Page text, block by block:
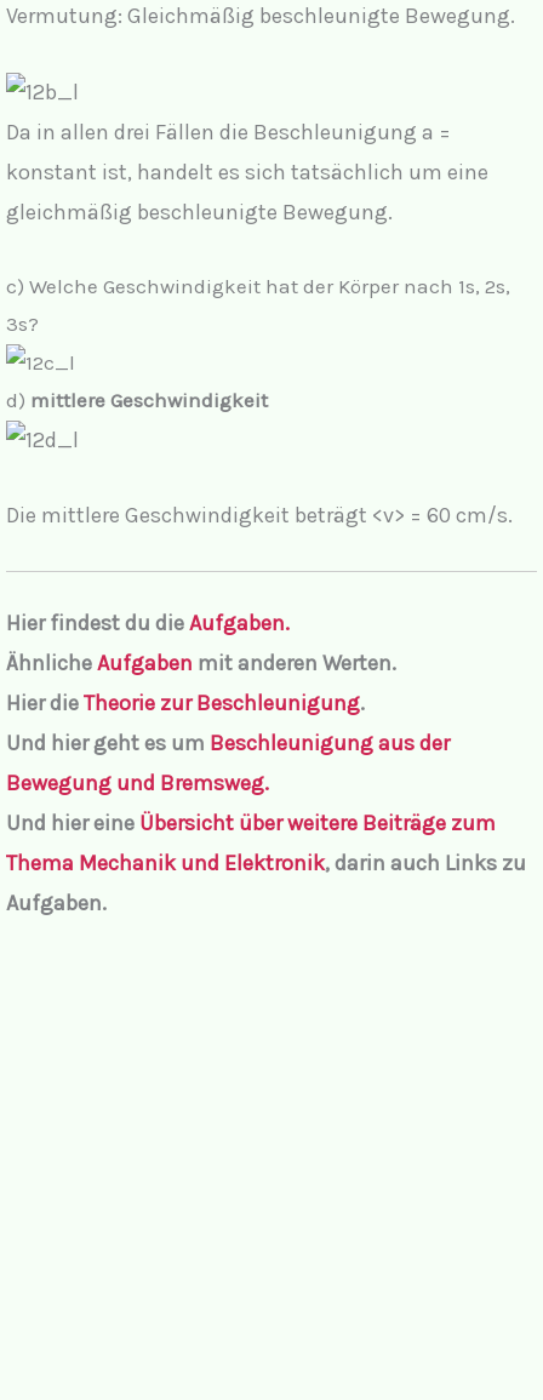
Vermutung: Gleichmäßig beschleunigte Bewegung.
Da in allen drei Fällen die Beschleunigung a =
konstant ist, handelt es sich tatsächlich um eine
gleichmäßig beschleunigte Bewegung.
c) Welche Geschwindigkeit hat der Körper nach 1s, 2s,
3s?
d) mittlere Geschwindigkeit
Die mittlere Geschwindigkeit beträgt <v> = 60 cm/s.
Hier findest du dieAufgaben.
ÄhnlicheAufgaben mit anderen Werten.
Hier dieTheorie zur Beschleunigung.
Und hier geht es um Beschleunigung aus der
Bewegung und Bremsweg.
Und hiereine Übersicht über weitere Beiträge zum
Thema Mechanik und Elektronik,darin auch Links zu
Aufgaben.